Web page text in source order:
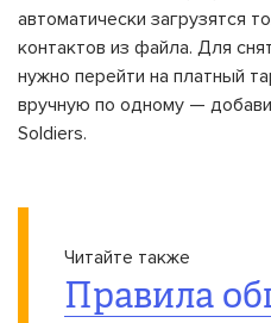
автоматически загрузятся
контактов из файла. Для
нужно перейти на платный
вручную по одному —
Soldiers.
Читайте также
Правила